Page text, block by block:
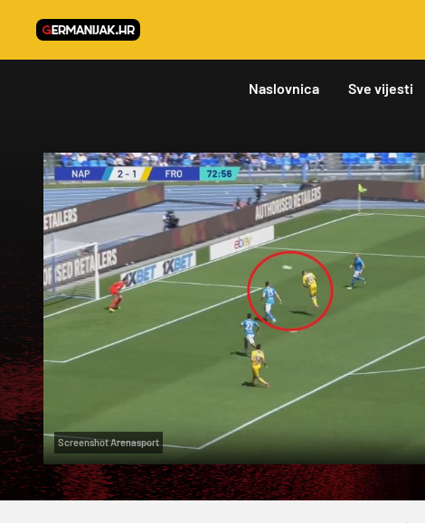
Naslovnica Sve vijesti
Screenshot Arenasport